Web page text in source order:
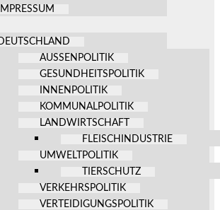
IMPRESSUM
DEUTSCHLAND
AUSSENPOLITIK
GESUNDHEITSPOLITIK
INNENPOLITIK
KOMMUNALPOLITIK
LANDWIRTSCHAFT
FLEISCHINDUSTRIE
UMWELTPOLITIK
TIERSCHUTZ
VERKEHRSPOLITIK
VERTEIDIGUNGSPOLITIK